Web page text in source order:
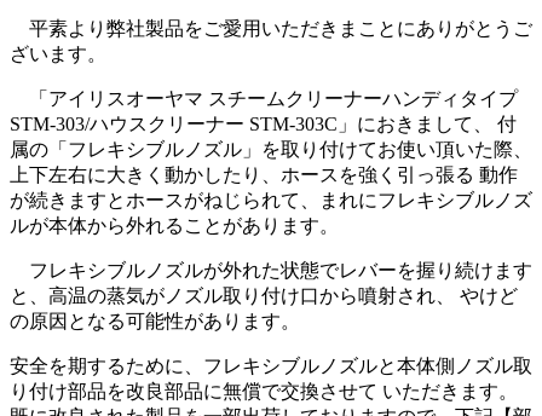
平素より弊社製品をご愛用いただきまことにありがとうご
ざいます。
「アイリスオーヤマ スチームクリーナーハンディタイプ
STM-303/ハウスクリーナー STM-303C」におきまして、 付
属の「フレキシブルノズル」を取り付けてお使い頂いた際、
上下左右に大きく動かしたり、ホースを強く引っ張る 動作
が続きますとホースがねじられて、まれにフレキシブルノズ
ルが本体から外れることがあります。
フレキシブルノズルが外れた状態でレバーを握り続けます
と、高温の蒸気がノズル取り付け口から噴射され、 やけど
の原因となる可能性があります。
安全を期するために、フレキシブルノズルと本体側ノズル取
り付け部品を改良部品に無償で交換させて いただきます。